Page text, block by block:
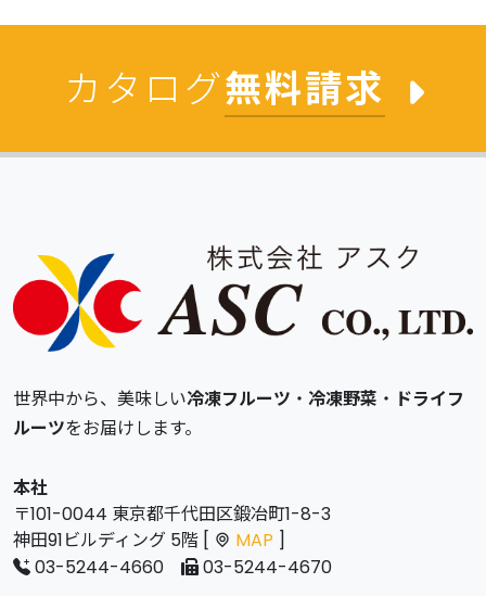
カタログ無料請求
世界中から、美味しい冷凍フルーツ ・ 冷凍野菜 ・ ドライフ
ルーツをお届けします。
本社
〒101-0044 東京都千代田区鍛冶町1-8-3
神田91ビルディング 5階 [
MAP ]
03-5244-4660
03-5244-4670